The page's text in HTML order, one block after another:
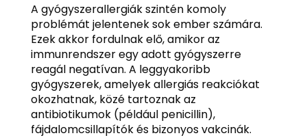
A gyógyszerallergiák szintén komoly
problémát jelentenek sok ember számára.
Ezek akkor fordulnak elő, amikor az
immunrendszer egy adott gyógyszerre
reagál negatívan. A leggyakoribb
gyógyszerek, amelyek allergiás reakciókat
okozhatnak, közé tartoznak az
antibiotikumok (például penicillin),
fájdalomcsillapítók és bizonyos vakcinák.